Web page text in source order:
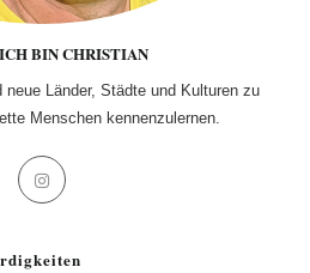
BIN CHRISTIAN
Länder, Städte und Kulturen zu
Menschen kennenzulernen.
new